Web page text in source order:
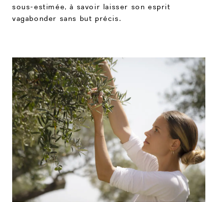
sous-estimée, à savoir laisser son esprit
vagabonder sans but précis.